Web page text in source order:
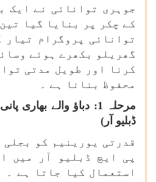
جوہری توانائی نے ایک
کے چکر پر بنایا گیا
توانائی پروگرام
گھریلو بکھرے ہوئے
کرنا اور طویل مدتی
محفوظ بنانا ہے ۔
مرحلہ 1: دباؤ والے
ڈبلیو آر)
قدرتی یورینیم کو
پی ایچ ڈبلیو آر میں
استعمال کیا جاتا ہے ۔